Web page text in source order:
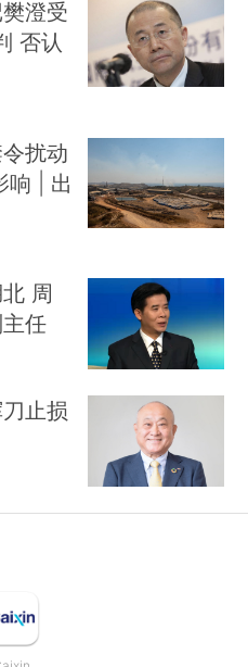
澄受
否认
扰动
响 | 出
周
任
止损